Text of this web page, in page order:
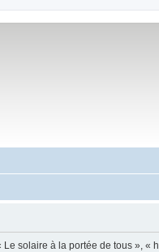
solaire à la portée de tous », «